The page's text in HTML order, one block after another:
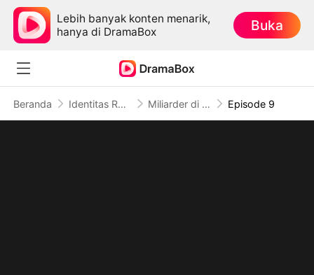
Lebih banyak konten menarik,
hanya di DramaBox
Buka
Beranda Identitas Rahasia Miliarder di Balik Layar (Sulih Suara) Episode 9